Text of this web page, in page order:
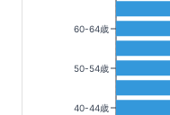
60-64歳
50-54歳
40-44歳